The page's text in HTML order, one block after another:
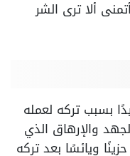
ألا ترى الشر
بسبب تركه لعمله
والإرهاق الذي
ويائسًا بعد تركه